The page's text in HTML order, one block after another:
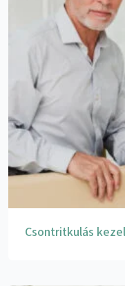
Csontritkulás